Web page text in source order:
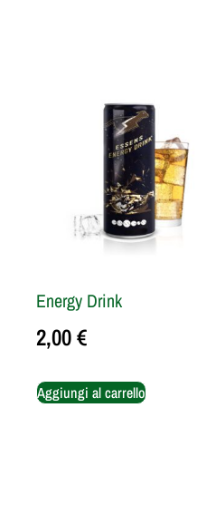
Energy Drink
2,00€
Aggiungi al carrello